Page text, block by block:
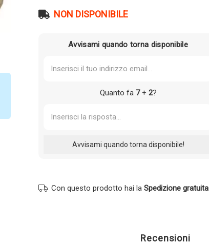
era:
NON DISPONIBILE
Avvisami quando torna disponibile
Quanto fa 7+ 2?
Con questo prodotto hai la Spedizione gratuita
Recensioni